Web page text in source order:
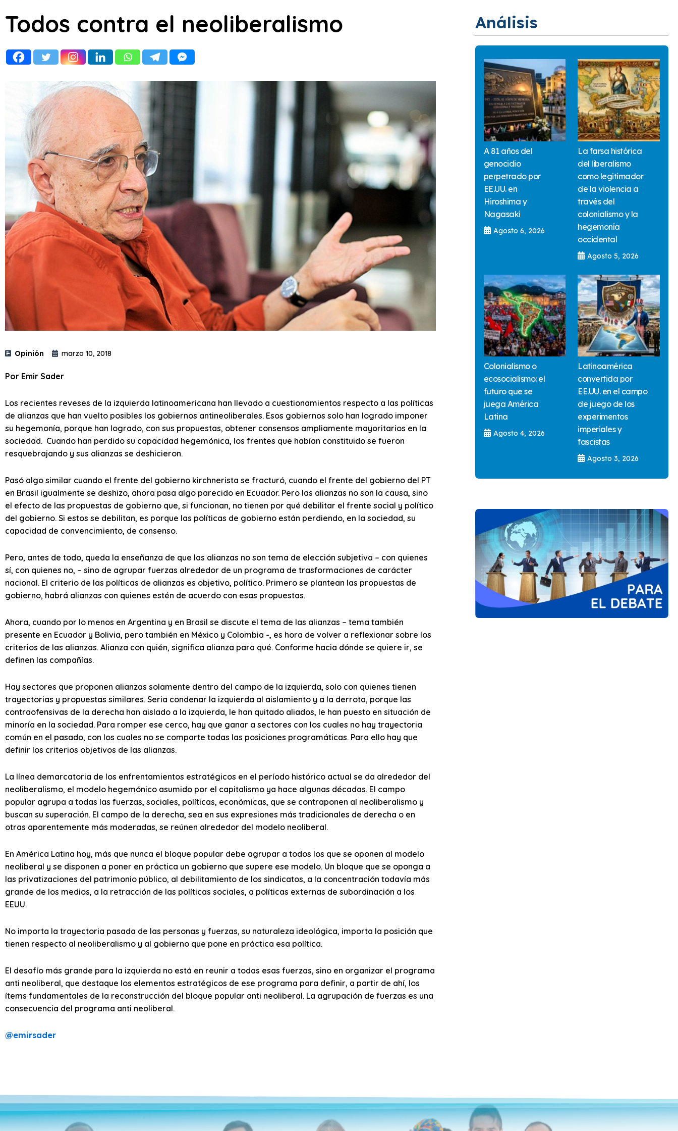
Todos contra el neoliberalismo
Opinión marzo 10, 2018
Por Emir Sader
Los recientes reveses de la izquierda latinoamericana han llevado a cuestionamientos respecto a las políticas
de alianzas que han vuelto posibles los gobiernos antineoliberales. Esos gobiernos solo han logrado imponer
su hegemonía, porque han logrado, con sus propuestas, obtener consensos ampliamente mayoritarios en la
sociedad. Cuando han perdido su capacidad hegemónica, los frentes que habían constituido se fueron
resquebrajando y sus alianzas se deshicieron.
Pasó algo similar cuando el frente del gobierno kirchnerista se fracturó, cuando el frente del gobierno del PT
en Brasil igualmente se deshizo, ahora pasa algo parecido en Ecuador. Pero las alianzas no son la causa, sino
el efecto de las propuestas de gobierno que, si funcionan, no tienen por qué debilitar el frente social y político
del gobierno. Si estos se debilitan, es porque las políticas de gobierno están perdiendo, en la sociedad, su
capacidad de convencimiento, de consenso.
Pero, antes de todo, queda la enseñanza de que las alianzas no son tema de elección subjetiva – con quienes
sí, con quienes no, – sino de agrupar fuerzas alrededor de un programa de trasformaciones de carácter
nacional. El criterio de las políticas de alianzas es objetivo, político. Primero se plantean las propuestas de
gobierno, habrá alianzas con quienes estén de acuerdo con esas propuestas.
Ahora, cuando por lo menos en Argentina y en Brasil se discute el tema de las alianzas – tema también
presente en Ecuador y Bolivia, pero también en México y Colombia -, es hora de volver a reflexionar sobre los
criterios de las alianzas. Alianza con quién, significa alianza para qué. Conforme hacia dónde se quiere ir, se
definen las compañías.
Hay sectores que proponen alianzas solamente dentro del campo de la izquierda, solo con quienes tienen
trayectorias y propuestas similares. Seria condenar la izquierda al aislamiento y a la derrota, porque las
contraofensivas de la derecha han aislado a la izquierda, le han quitado aliados, le han puesto en situación de
minoría en la sociedad. Para romper ese cerco, hay que ganar a sectores con los cuales no hay trayectoria
común en el pasado, con los cuales no se comparte todas las posiciones programáticas. Para ello hay que
definir los criterios objetivos de las alianzas.
La línea demarcatoria de los enfrentamientos estratégicos en el período histórico actual se da alrededor del
neoliberalismo, el modelo hegemónico asumido por el capitalismo ya hace algunas décadas. El campo
popular agrupa a todas las fuerzas, sociales, políticas, económicas, que se contraponen al neoliberalismo y
buscan su superación. El campo de la derecha, sea en sus expresiones más tradicionales de derecha o en
otras aparentemente más moderadas, se reúnen alrededor del modelo neoliberal.
En América Latina hoy, más que nunca el bloque popular debe agrupar a todos los que se oponen al modelo
neoliberal y se disponen a poner en práctica un gobierno que supere ese modelo. Un bloque que se oponga a
las privatizaciones del patrimonio público, al debilitamiento de los sindicatos, a la concentración todavía más
grande de los medios, a la retracción de las políticas sociales, a políticas externas de subordinación a los
EEUU.
No importa la trayectoria pasada de las personas y fuerzas, su naturaleza ideológica, importa la posición que
tienen respecto al neoliberalismo y al gobierno que pone en práctica esa política.
El desafío más grande para la izquierda no está en reunir a todas esas fuerzas, sino en organizar el programa
anti neoliberal, que destaque los elementos estratégicos de ese programa para definir, a partir de ahí, los
ítems fundamentales de la reconstrucción del bloque popular anti neoliberal. La agrupación de fuerzas es una
consecuencia del programa anti neoliberal.
@emirsader
Análisis
A 81 años del
genocidio
perpetrado por
EE.UU. en
Hiroshima y
Nagasaki
Agosto 6, 2026
La farsa histórica
del liberalismo
como legitimador
de la violencia a
través del
colonialismo y la
hegemonía
occidental
Agosto 5, 2026
Colonialismo o
ecosocialismo: el
futuro que se
juega América
Latina
Agosto 4, 2026
Latinoamérica
convertida por
EE.UU. en el campo
de juego de los
experimentos
imperiales y
fascistas
Agosto 3, 2026